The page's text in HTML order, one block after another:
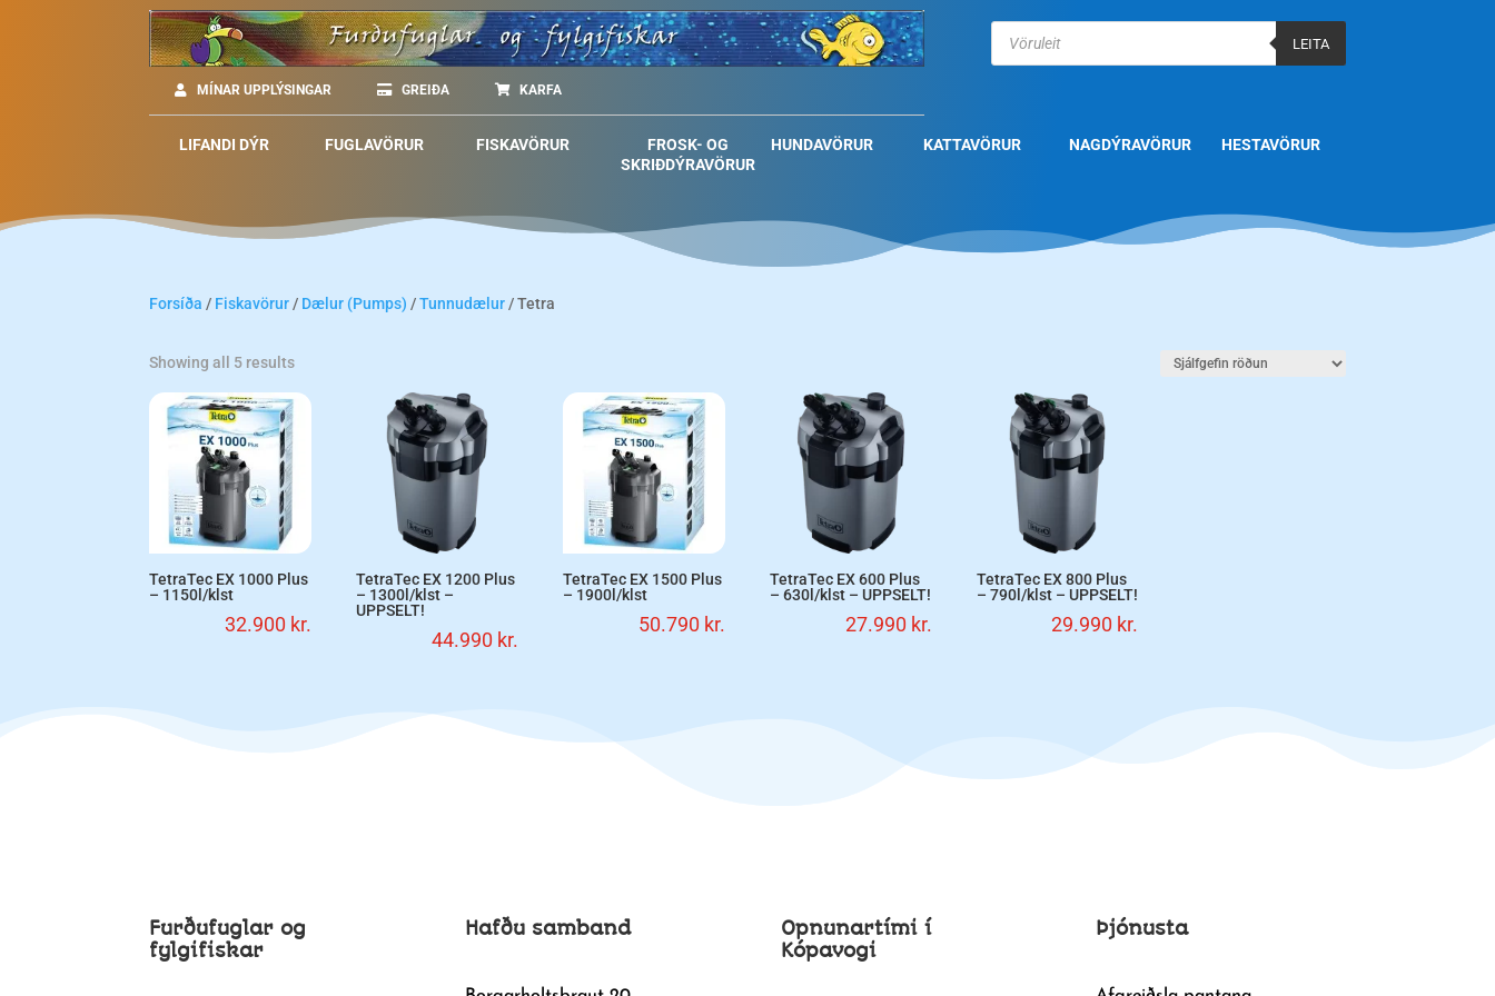
MÍNAR UPPLÝSINGAR GREIÐA KARFA
Products
search
LEITA
LIFANDI DÝR FUGLAVÖRUR FISKAVÖRUR
FROSK- OG
SKRIÐDÝRAVÖRUR
HUNDAVÖRUR KATTAVÖRUR NAGDÝRAVÖRUR HESTAVÖRUR
Forsíða / Fiskavörur / Dælur (Pumps) /Tunnudælur / Tetra
Showing all 5 results
TetraTec EX 1000 Plus
– 1150l/klst
32.900 kr.
TetraTec EX 1200 Plus
– 1300l/klst –
UPPSELT!
44.990 kr.
TetraTec EX 1500 Plus
– 1900l/klst
50.790 kr.
TetraTec EX 600 Plus
– 630l/klst – UPPSELT!
27.990 kr.
TetraTec EX 800 Plus
– 790l/klst – UPPSELT!
29.990 kr.
Furðufuglar og
fylgifiskar
Hafðu samband
Opnunartími í
Kópavogi
Þjónusta